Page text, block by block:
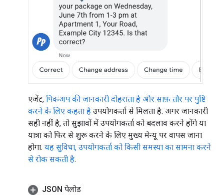
एजेंट, पिकअप की जानकारी दोहराता है और साफ़ तौर पर पुष्टि
करने के लिए कहता है उपयोगकर्ता से मिलता है. अगर जानकारी
सही नहीं है, तो सुझावों में उपयोगकर्ता को बदलाव करने होंगे या
यात्रा को फिर से शुरू करने के लिए मुख्य मेन्यू पर वापस जाना
होगा. यह सुविधा, उपयोगकर्ता को किसी समस्या का सामना करने
से रोक सकती है.
JSON पेलोड